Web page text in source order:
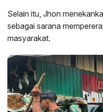
Selain itu, Jhon
sebagai sarana
masyarakat.